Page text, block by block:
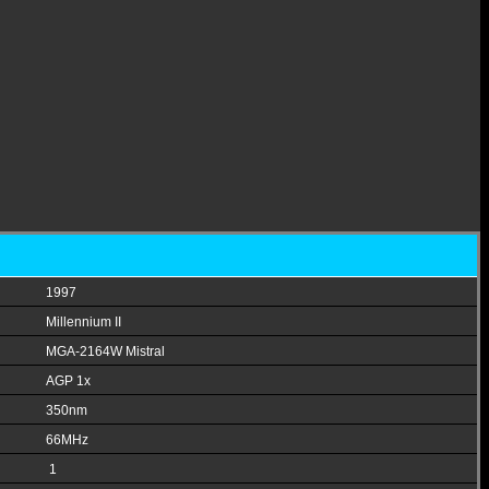
1997
Millennium II
MGA-2164W Mistral
AGP 1x
350nm
66MHz
1